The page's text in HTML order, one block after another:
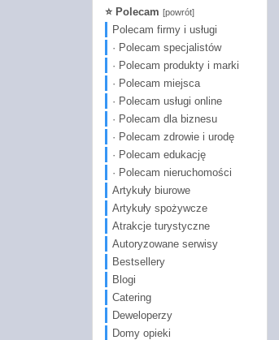
⭐ Polecam [powrót]
Polecam firmy i usługi
· Polecam specjalistów
· Polecam produkty i marki
· Polecam miejsca
· Polecam usługi online
· Polecam dla biznesu
· Polecam zdrowie i urodę
· Polecam edukację
· Polecam nieruchomości
Artykuły biurowe
Artykuły spożywcze
Atrakcje turystyczne
Autoryzowane serwisy
Bestsellery
Blogi
Catering
Deweloperzy
Domy opieki